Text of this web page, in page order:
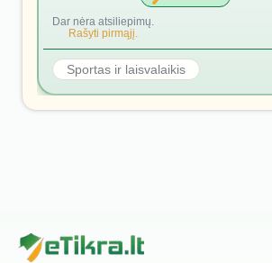
Dar nėra atsiliepimų.
Rašyti pirmąjį.
Sportas ir laisvalaikis